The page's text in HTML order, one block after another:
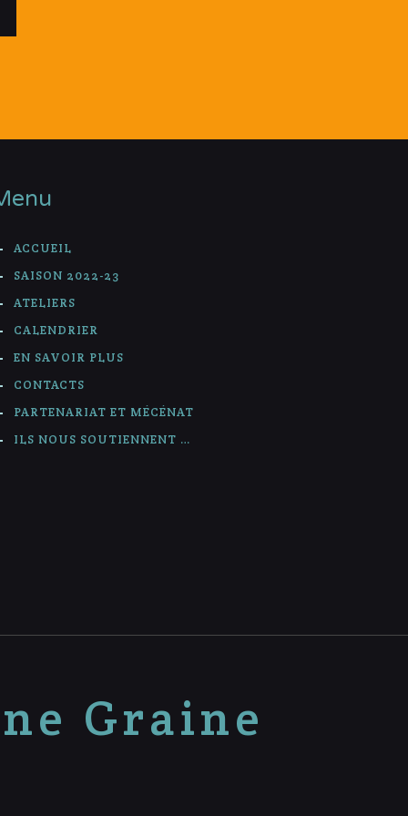
ACCUEIL
SAISON 2022-23
ATELIERS
CALENDRIER
EN SAVOIR PLUS
CONTACTS
PARTENARIAT ET MÉCÉNAT
ILS NOUS SOUTIENNENT …
Graine